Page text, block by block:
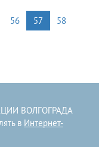
56 57
58
ВОЛГОГРАДА
в Интернет-